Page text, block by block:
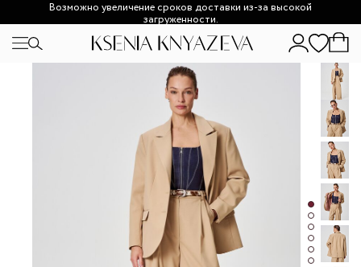
Возможно увеличение сроков доставки из-за высокой
загруженности.